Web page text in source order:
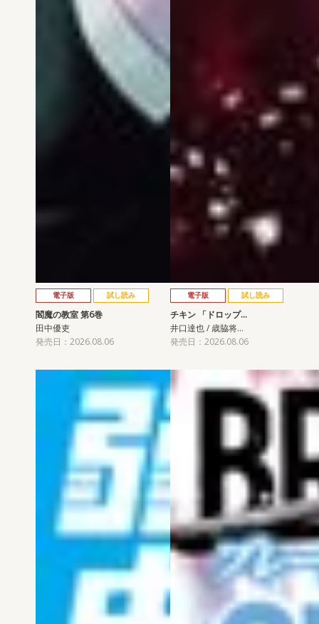
電子版 試し読み
閻魔の教室 第6巻
田中優吏
発売日：2026.08.06
電子版 試し読み
チキン 「ドロップ…
井口達也 / 歳脇将…
発売日：2026.08.06